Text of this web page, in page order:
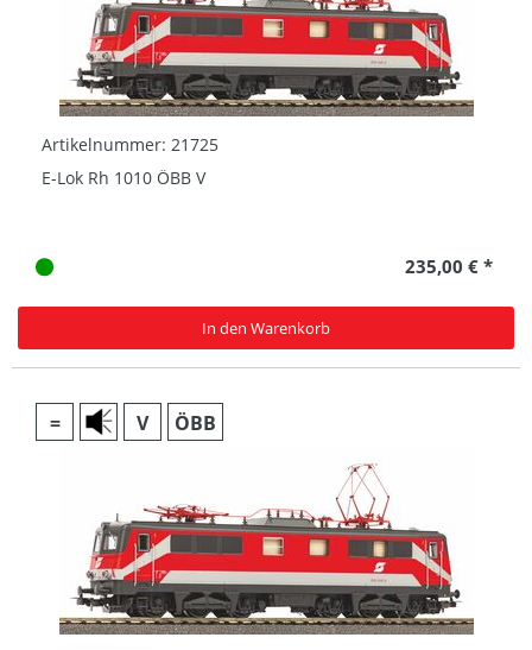
Artikelnummer: 21725
E-Lok Rh 1010 ÖBB V
235,00 € *
In den Warenkorb
= V ÖBB